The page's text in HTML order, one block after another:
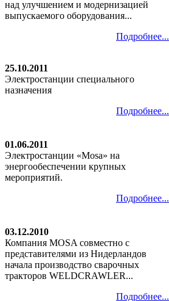
над улучшением и модернизацией
выпускаемого оборудования...
Подробнее...
25.10.2011
Электростанции специального
назначения
Подробнее...
01.06.2011
Электростанции «Mosa» на
энергообеспечении крупных
мероприятий.
Подробнее...
03.12.2010
Компания MOSA совместно с
представителями из Нидерландов
начала производство сварочных
тракторов WELDCRAWLER...
Подробнее...